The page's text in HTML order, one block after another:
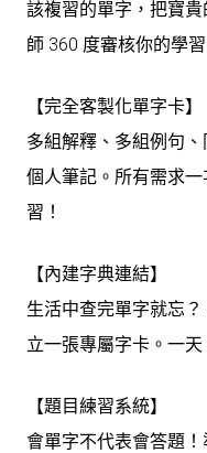
該複習的單字，把寶
師 360 度審核你的學
【完全客製化單字卡】
多組解釋、多組例句
個人筆記。所有需求
習！
【內建字典連結】
生活中查完單字就忘？
立一張專屬字卡。一
【題目練習系統】
會單字不代表會答題